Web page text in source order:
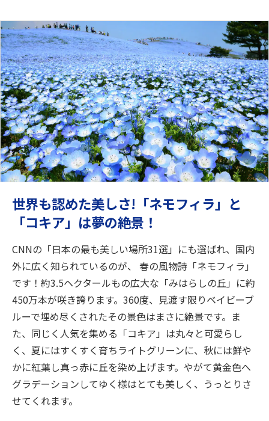
世界も認めた美しさ!「ネモフィラ」と
「コキア」は夢の絶景！
CNNの「日本の最も美しい場所31選」にも選ばれ、国内
外に広く知られているのが、 春の風物詩「ネモフィラ」
です！約3.5ヘクタールもの広大な「みはらしの丘」に約
450万本が咲き誇ります。360度、見渡す限りベイビーブ
ルーで埋め尽くされたその景色はまさに絶景です。ま
た、同じく人気を集める「コキア」は丸々と可愛らし
く、夏にはすくすく育ちライトグリーンに、秋には鮮や
かに紅葉し真っ赤に丘を染め上げます。やがて黄金色へ
グラデーションしてゆく様はとても美しく、うっとりさ
せてくれます。